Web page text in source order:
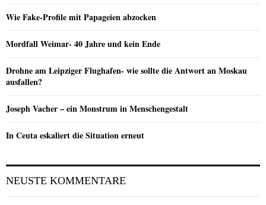
Wie Fake-Profile mit Papageien abzocken
Mordfall Weimar- 40 Jahre und kein Ende
Drohne am Leipziger Flughafen- wie sollte die Antwort an Moskau
ausfallen?
Joseph Vacher – ein Monstrum in Menschengestalt
In Ceuta eskaliert die Situation erneut
NEUSTE KOMMENTARE